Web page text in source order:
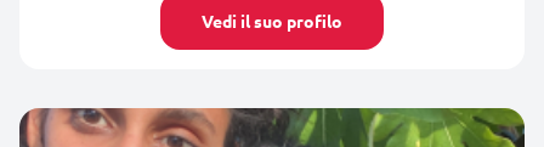
Vedi il suo profilo